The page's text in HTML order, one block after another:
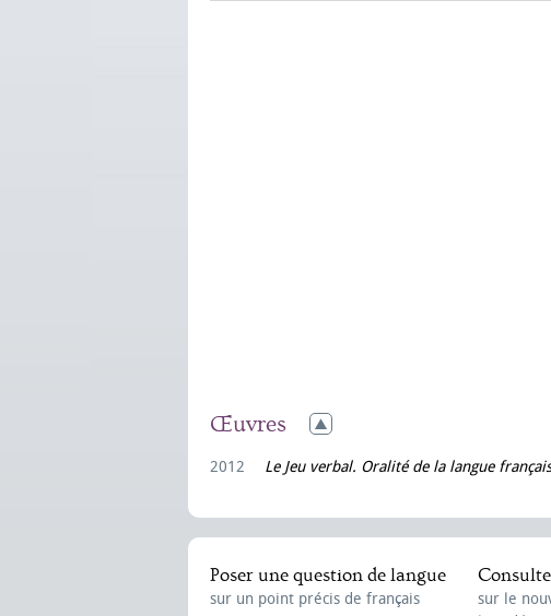
Œuvres
2012 Le Jeu verbal. Oralité de la langue
Poser une question de langue
sur un point précis de français
sur le